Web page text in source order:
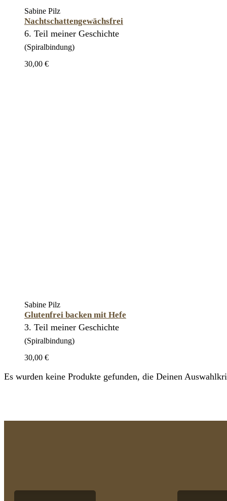
Sabine Pilz
Nachtschattengewächsfrei
6. Teil meiner Geschichte
(Spiralbindung)
30,00 €
Sabine Pilz
Glutenfrei backen mit Hefe
3. Teil meiner Geschichte
(Spiralbindung)
30,00 €
Es wurden keine Produkte gefunden, die Deinen